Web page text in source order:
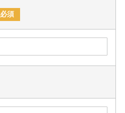
必須